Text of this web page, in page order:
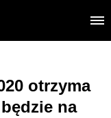
otrzyma
na